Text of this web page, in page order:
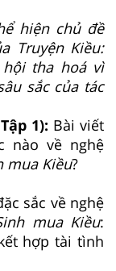
hiện chủ đề
Truyện Kiều:
tha hoá vì
sắc của tác
1): Bài viết
nào về nghệ
mua Kiều?
sắc về nghệ
mua Kiều:
hợp tài tình